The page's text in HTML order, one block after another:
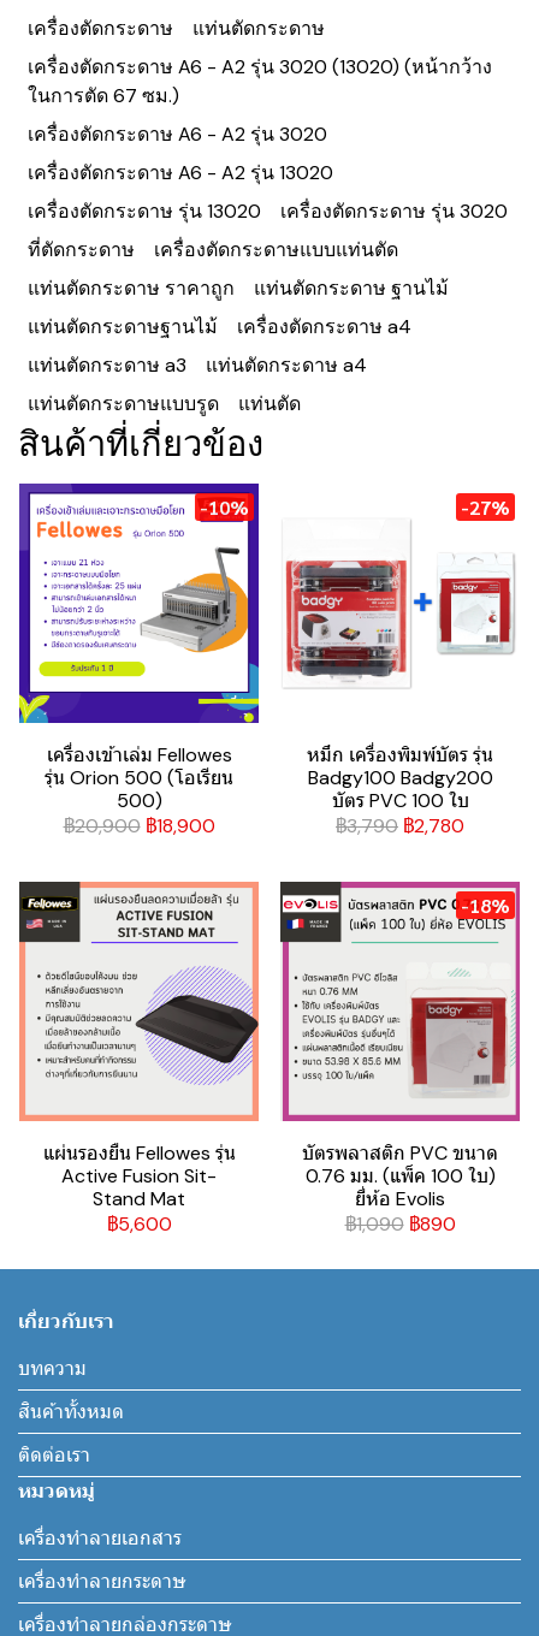
เครื่องตัดกระดาษ
แท่นตัดกระดาษ
เครื่องตัดกระดาษ A6 - A2 รุ่น 3020 (13020) (หน้ากว้าง
ในการตัด 67 ซม.)
เครื่องตัดกระดาษ A6 - A2 รุ่น 3020
เครื่องตัดกระดาษ A6 - A2 รุ่น 13020
เครื่องตัดกระดาษ รุ่น 13020
เครื่องตัดกระดาษ รุ่น 3020
ที่ตัดกระดาษ
เครื่องตัดกระดาษแบบแท่นตัด
แท่นตัดกระดาษ ราคาถูก
แท่นตัดกระดาษ ฐานไม้
แท่นตัดกระดาษฐานไม้
เครื่องตัดกระดาษ a4
แท่นตัดกระดาษ a3
แท่นตัดกระดาษ a4
แท่นตัดกระดาษแบบรูด
แท่นตัด
สินค้าที่เกี่ยวข้อง
-10%
เครื่องเข้าเล่ม Fellowes
รุ่น Orion 500 (โอเรียน
500)
฿20,900 ฿18,900
-27%
หมึก เครื่องพิมพ์บัตร รุ่น
Badgy100 Badgy200
บัตร PVC 100 ใบ
฿3,790 ฿2,780
แผ่นรองยืน Fellowes รุ่น
Active Fusion Sit-
Stand Mat
฿5,600
-18%
บัตรพลาสติก PVC ขนาด
0.76 มม. (แพ็ค 100 ใบ)
ยี่ห้อ Evolis
฿1,090 ฿890
เกี่ยวกับเรา
บทความ
สินค้าทั้งหมด
ติดต่อเรา
หมวดหมู่
เครื่องทำลายเอกสาร
เครื่องทำลายกระดาษ
เครื่องทำลายกล่องกระดาษ